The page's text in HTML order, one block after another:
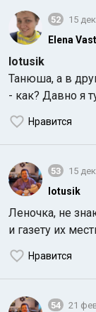
52 15
Elena
lotusik
Танюша, а в
- как? Давно я
Нравится
53 15
lotusik
Леночка, не
и газету их
Нравится
54 21